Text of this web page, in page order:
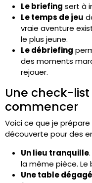
Le briefing sert à
Le temps de jeu
vraie aventure
le plus jeune.
Le débriefing
des moments
rejouer.
Une check-
commencer
Voici ce que je
découverte pour des
Un lieu tranquille
la même pièce. Le
Une table